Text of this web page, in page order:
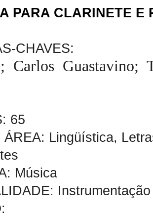
PARA CLARINETE E
CHAVES:
Carlos Guastavino;
65
ÁREA: Lingüística,
Música